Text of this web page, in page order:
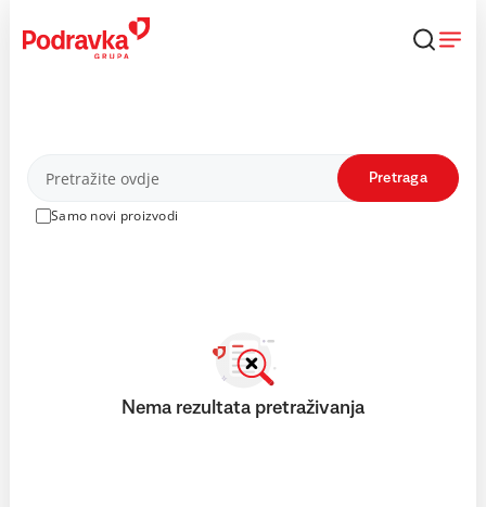
content
Proizvodi
Samo novi proizvodi
Pretraga
Nema rezultata pretraživanja